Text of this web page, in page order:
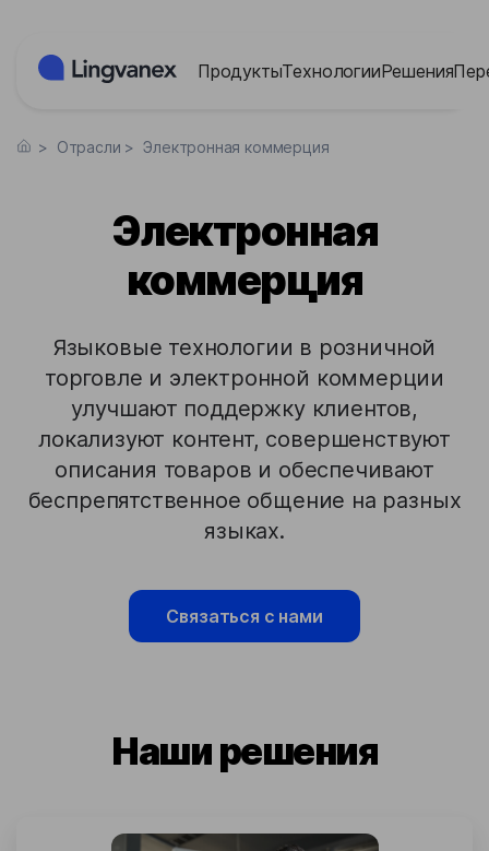
ПродуктыТехнологииРешения
> Отрасли > Электронная коммерция
Электронная
коммерция
Языковые технологии в розничной
торговле и электронной коммерции
улучшают поддержку клиентов,
локализуют контент, совершенствуют
описания товаров и обеспечивают
беспрепятственное общение на разных
языках.
Связаться с нами
Наши решения